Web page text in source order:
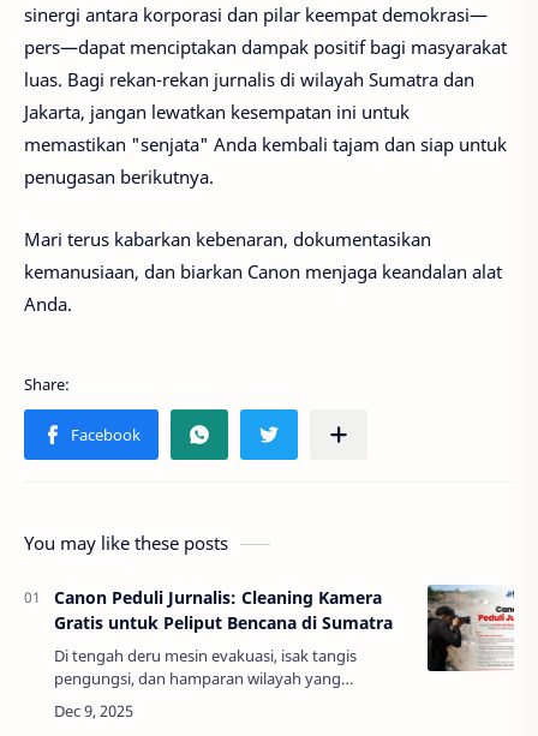
sinergi antara korporasi dan pilar keempat demokrasi—
pers—dapat menciptakan dampak positif bagi masyarakat
luas. Bagi rekan-rekan jurnalis di wilayah Sumatra dan
Jakarta, jangan lewatkan kesempatan ini untuk
memastikan "senjata" Anda kembali tajam dan siap untuk
penugasan berikutnya.
Mari terus kabarkan kebenaran, dokumentasikan
kemanusiaan, dan biarkan Canon menjaga keandalan alat
Anda.
You may like these posts
Canon Peduli Jurnalis: Cleaning Kamera
Gratis untuk Peliput Bencana di Sumatra
Di tengah deru mesin evakuasi, isak tangis
pengungsi, dan hamparan wilayah yang
terdampak bencana alam, ada sosok-sosok yang
berdiri tegak dengan kamera di tangan. Mereka